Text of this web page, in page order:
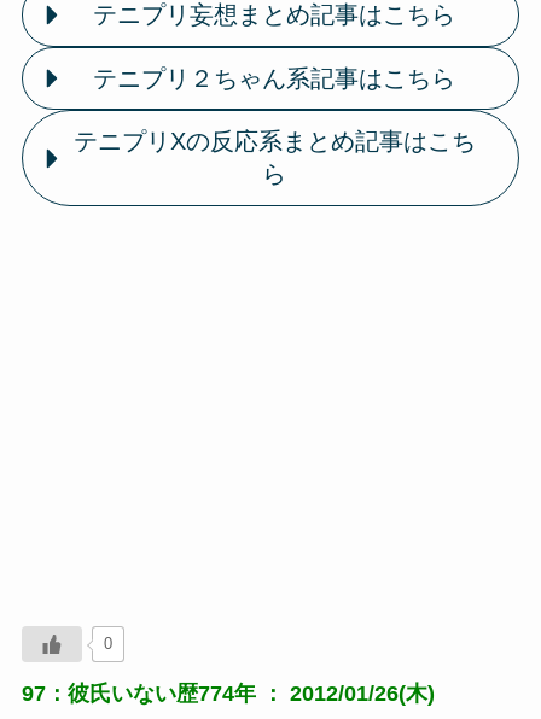
テニプリ妄想まとめ記事はこちら
テニプリ２ちゃん系記事はこちら
テニプリXの反応系まとめ記事はこち
ら
0
97：彼氏いない歴774年 ： 2012/01/26(木)